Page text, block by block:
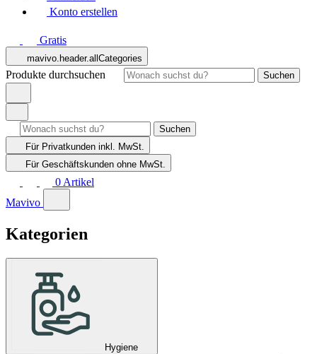
Konto erstellen
Gratis
mavivo.header.allCategories
Produkte durchsuchen Suchen
Suchen
Für Privatkunden inkl. MwSt.
Für Geschäftskunden ohne MwSt.
0 Artikel
Mavivo
Kategorien
Hygiene